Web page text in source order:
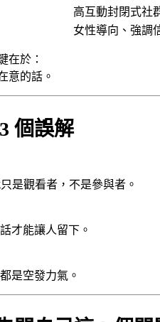
高互動封閉式社
女性導向、強調
在於：
意的話。
個誤解
是觀看者，不是參與者。
才能讓人留下。
是空發力氣。